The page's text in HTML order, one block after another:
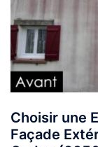
Choisir une
Façade